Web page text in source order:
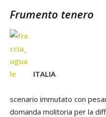
Frumento tenero
ITALIA
scenario immutato con
domanda molitoria per la